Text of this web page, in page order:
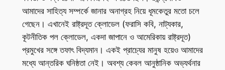
আমাদের সাহিত্য সম্পর্কে জানার অনাগ্রহ নিয়ে ধূমকেতুর মতো চলে
গেছেন। এখানেই রাষ্ট্রদূত ক্লোডেল (ফরাসি কবি, নাট্যকার,
কূটনীতিক পল ক্লোডেল, একদা জাপানে ও আমেরিকায় রাষ্ট্রদূত)
প্রমুখের সঙ্গে তফাৎ বিদ্যমান। একই প্রাচ্যের মানুষ হয়েও আমাদের
মধ্যে আন্তরিক ঘনিষ্ঠতা নেই। অবশ্য কেবল আনুষ্ঠানিক অভ্যর্থনার